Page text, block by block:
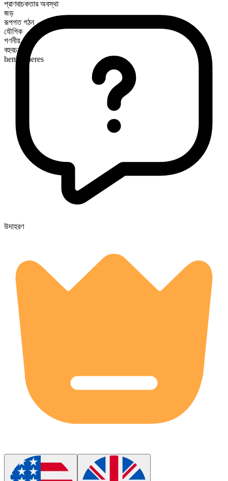
প্রাণবাচকতার অবস্থা
জড়
রূপগত গঠন
যৌগিক
গণনীয়
বহুবচন রূপ
hemispheres
উদাহরণ